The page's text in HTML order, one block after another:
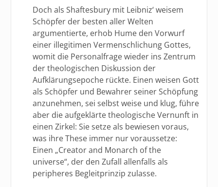
Doch als Shaftesbury mit Leibniz‘ weisem
Schöpfer der besten aller Welten
argumentierte, erhob Hume den Vorwurf
einer illegitimen Vermenschlichung Gottes,
womit die Personalfrage wieder ins Zentrum
der theologischen Diskussion der
Aufklärungsepoche rückte. Einen weisen Gott
als Schöpfer und Bewahrer seiner Schöpfung
anzunehmen, sei selbst weise und klug, führe
aber die aufgeklärte theologische Vernunft in
einen Zirkel: Sie setze als bewiesen voraus,
was ihre These immer nur voraussetze:
Einen „Creator and Monarch of the
universe“, der den Zufall allenfalls als
peripheres Begleitprinzip zulasse.